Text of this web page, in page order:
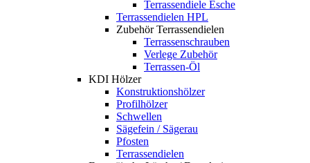
Terrassendiele Esche
Terrassendielen HPL
Zubehör Terrassendielen
Terrassenschrauben
Verlege Zubehör
Terrassen-Öl
KDI Hölzer
Konstruktionshölzer
Profilhölzer
Schwellen
Sägefein / Sägerau
Pfosten
Terrassendielen